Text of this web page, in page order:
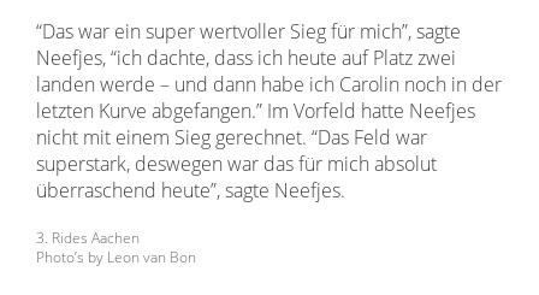
“Das war ein super wertvoller Sieg für mich”, sagte
Neefjes, “ich dachte, dass ich heute auf Platz zwei
landen werde – und dann habe ich Carolin noch in der
letzten Kurve abgefangen.” Im Vorfeld hatte Neefjes
nicht mit einem Sieg gerechnet. “Das Feld war
superstark, deswegen war das für mich absolut
überraschend heute”, sagte Neefjes.
3. Rides Aachen
Photo’s by Leon van Bon